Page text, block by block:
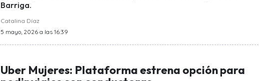
Barriga.
Catalina Díaz
5 mayo, 2026 a las 16:39
Uber Mujeres: Plataforma estrena opción para